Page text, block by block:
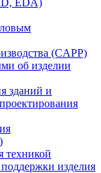
EDA)
(CAPP)
об изделии
зданий и
техникой
изделия